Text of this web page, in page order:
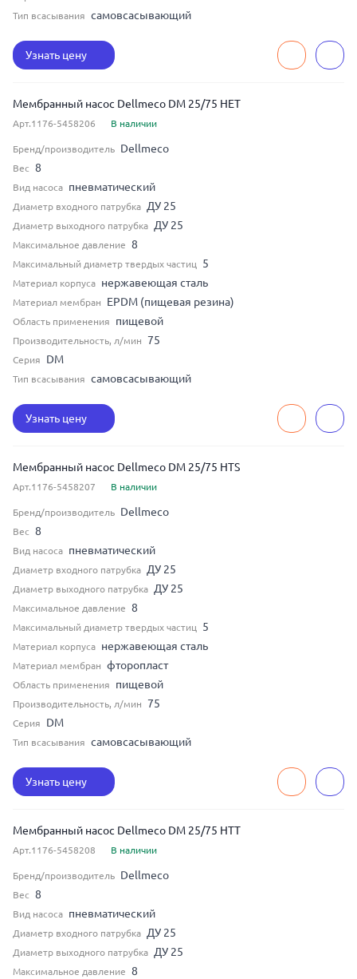
Тип всасывания самовсасывающий
Узнать цену
Мембранный насос Dellmeco DM 25/75 HET
Арт.1176-5458206 В наличии
Бренд/производитель Dellmeco
Вес 8
Вид насоса пневматический
Диаметр входного патрубка ДУ 25
Диаметр выходного патрубка ДУ 25
Максимальное давление 8
Максимальный диаметр твердых частиц 5
Материал корпуса нержавеющая сталь
Материал мембран EPDM (пищевая резина)
Область применения пищевой
Производительность, л/мин 75
Серия DM
Тип всасывания самовсасывающий
Узнать цену
Мембранный насос Dellmeco DM 25/75 HTS
Арт.1176-5458207 В наличии
Бренд/производитель Dellmeco
Вес 8
Вид насоса пневматический
Диаметр входного патрубка ДУ 25
Диаметр выходного патрубка ДУ 25
Максимальное давление 8
Максимальный диаметр твердых частиц 5
Материал корпуса нержавеющая сталь
Материал мембран фторопласт
Область применения пищевой
Производительность, л/мин 75
Серия DM
Тип всасывания самовсасывающий
Узнать цену
Мембранный насос Dellmeco DM 25/75 HTT
Арт.1176-5458208 В наличии
Бренд/производитель Dellmeco
Вес 8
Вид насоса пневматический
Диаметр входного патрубка ДУ 25
Диаметр выходного патрубка ДУ 25
Максимальное давление 8